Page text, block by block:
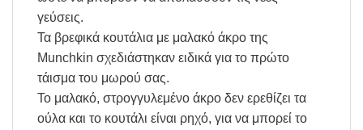
γεύσεις.
Τα βρεφικά κουτάλια με μαλακό άκρο της
Munchkin σχεδιάστηκαν ειδικά για το πρώτο
τάισμα του μωρού σας.
Το μαλακό, στρογγυλεμένο άκρο δεν ερεθίζει τα
ούλα και το κουτάλι είναι ρηχό, για να μπορεί το